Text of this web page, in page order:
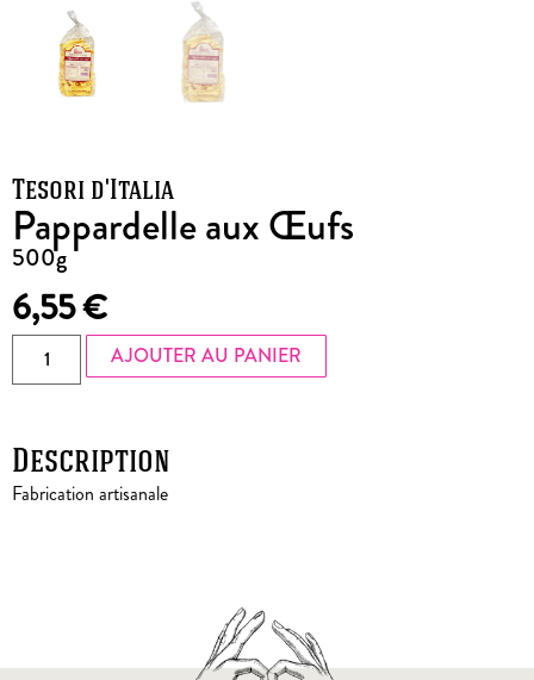
Tesori d'Italia
Pappardelle aux Œufs
500g
6,55€
AJOUTER AU PANIER
Description
Fabrication artisanale